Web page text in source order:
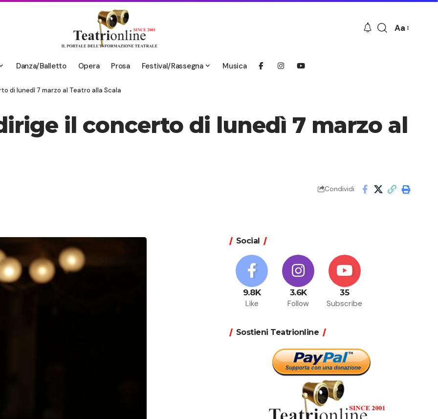
Font
Aa
Danza/Balletto Opera Prosa Festival/Rassegna Musica
di lunedì 7 marzo al Teatro alla Scala
il concerto di lunedì 7 marzo al
Condividi
Social
9.8K
Like
3.6K
Follow
35
Subscribe
Sostieni Teatrionline